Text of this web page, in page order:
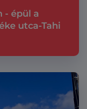
- épül a
utca-Tahi